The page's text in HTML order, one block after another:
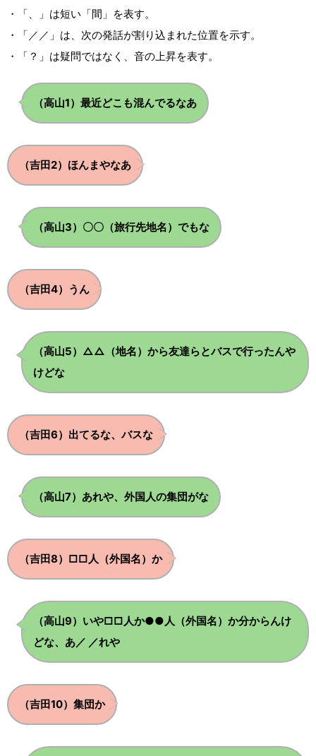
・「、」は短い「間」を表す。
・「／／」は、次の発話が割り込まれた位置を示す。
・「？」は疑問ではなく、音の上昇を表す。
. （高山1）最近どこも混んでるなあ
.
.
（吉田2）ほんまやなあ .
. （高山3）〇〇（旅行先地名）でもな
.
.
（吉田4）うん .
.
（高山5）△△（地名）から友達らとバスで行ったんや
けどな
.
.
（吉田6）出てるな、バスな .
. （高山7）あれや、外国人の集団がな
.
.
（吉田8）□□人（外国名）か .
.
（高山9）いや□□人か●●人（外国名）か分からんけ
どな、あ／ ／れや
.
.
（吉田10）集団か .